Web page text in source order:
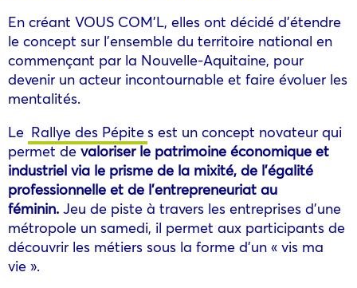
En créant VOUS COM’L, elles ont décidé d’étendre
le concept sur l’ensemble du territoire national en
commençant par la Nouvelle-Aquitaine, pour
devenir un acteur incontournable et faire évoluer les
mentalités.
Le Rallye des Pépites est un concept novateur qui
permet devaloriser le patrimoine économique et
industriel via le prisme de la mixité, de l’égalité
professionnelle et de l’entrepreneuriat au
féminin. Jeu de piste à travers les entreprises d’une
métropole un samedi, il permet aux participants de
découvrir les métiers sous la forme d’un « vis ma
vie ».